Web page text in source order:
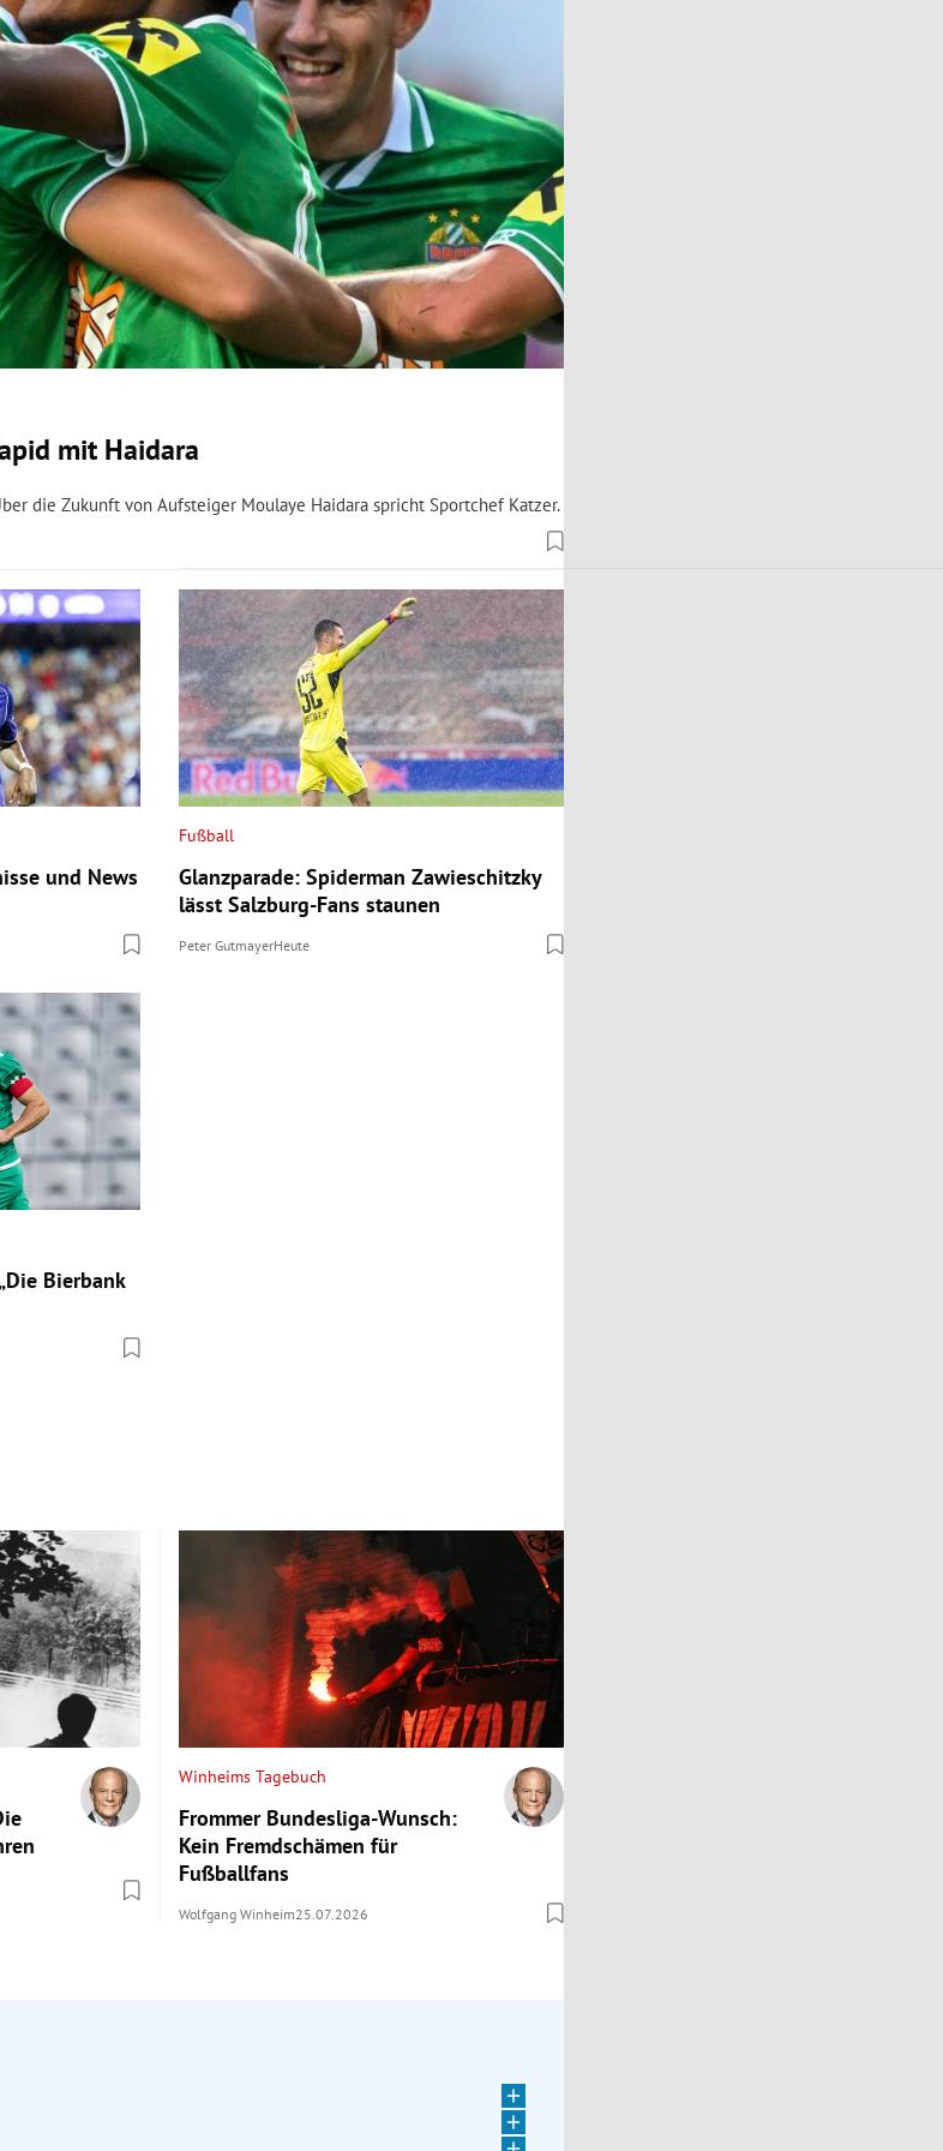
mit Haidara
die Zukunft von Aufsteiger Moulaye Haidara spricht Sportchef Katzer.
und News
Fußball
Glanzparade: Spiderman Zawieschitzky
lässt Salzburg-Fans staunen
Peter GutmayerHeute
Bierbank
Winheims Tagebuch
Frommer Bundesliga-Wunsch:
Kein Fremdschämen für
Fußballfans
Wolfgang Winheim25.07.2026